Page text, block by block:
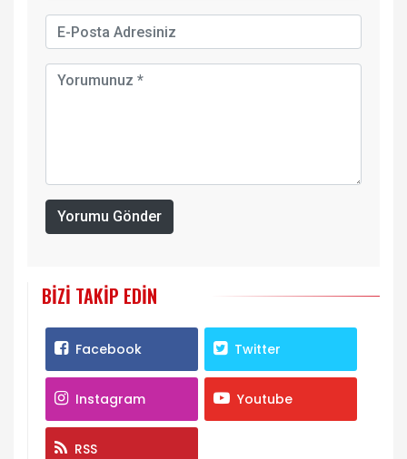
Yorumu Gönder
BIZI TAKIP EDIN
Facebook Twitter
Instagram Youtube
RSS